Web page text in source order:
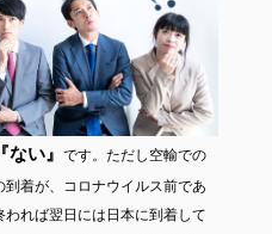
『ない』 です。ただし空輸での
着が、コロナウイルス前であ
れば翌日には日本に到着して